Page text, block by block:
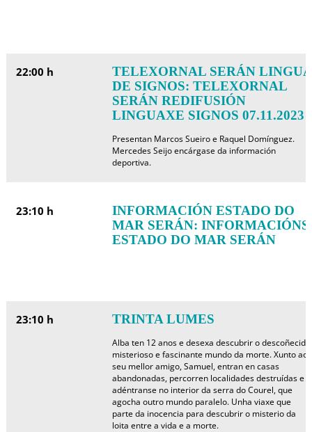
22:00 h
TELEXORNAL SERÁN LINGUA
DE SIGNOS: TELEXORNAL
SERÁN REDIFUSIÓN
LINGUAXE SIGNOS 07.11.2023
Presentan Marcos Sueiro e Raquel Domínguez.
Mercedes Seijo encárgase da información
deportiva.
23:10 h
INFORMACIÓN ESTADO DO
MAR SERÁN: INFORMACIÓNS
ESTADO DO MAR SERÁN
23:10 h TRINTA LUMES
Alba ten 12 anos e desexa descubrir o descoñecido,
misterioso e fascinante mundo da morte. Xunto ao
seu mellor amigo, Samuel, entran en casas
abandonadas, percorren localidades destruídas e
adéntranse no interior da serra do Courel, que
agocha outro mundo paralelo. Unha viaxe que
parte da inocencia para descubrir o misterio da
loita entre a vida e a morte.